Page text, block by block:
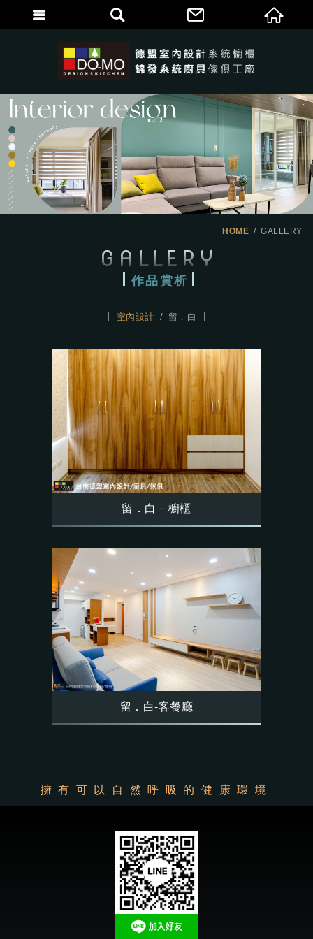
HOME GALLERY
GALLERY
作品賞析
室內設計 留．白
留．白－櫥櫃
留．白-客餐廳